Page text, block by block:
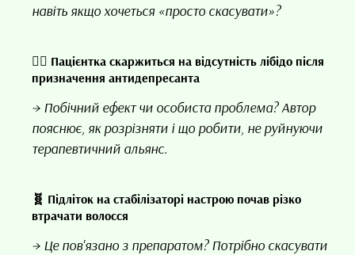
навіть якщо хочеться «просто скасувати»?
👩‍⚕️ Пацієнтка скаржиться на відсутність лібідо після
призначення антидепресанта
→ Побічний ефект чи особиста проблема? Автор
пояснює, як розрізняти і що робити, не руйнуючи
терапевтичний альянс.
🧬 Підліток на стабілізаторі настрою почав різко
втрачати волосся
→ Це пов'язано з препаратом? Потрібно скасувати